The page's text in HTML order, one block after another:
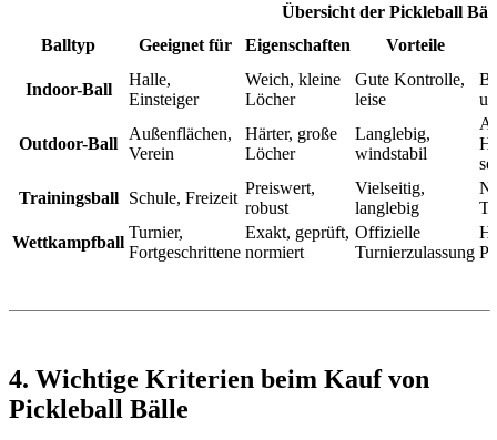
Übersicht der Pickleball
Balltyp
Geeignet für Eigenschaften Vorteile
Indoor-Ball
Halle,
Einsteiger
Weich, kleine
Löcher
Gute Kontrolle,
leise
Outdoor-Ball
Außenflächen,
Verein
Härter, große
Löcher
Langlebig,
windstabil
Trainingsball
Schule, Freizeit
Preiswert,
robust
Vielseitig,
langlebig
Wettkampfball
Turnier,
Fortgeschrittene
Exakt, geprüft,
normiert
Offizielle
Turnierzulassung
4. Wichtige Kriterien beim Kauf von
Pickleball Bälle